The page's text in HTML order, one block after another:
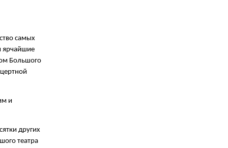
самых
ярчайшие
Большого
и
других
театра